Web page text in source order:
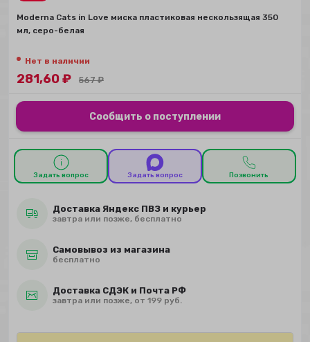
Moderna Cats in Love миска пластиковая нескользящая 350
мл, серо-белая
Нет в наличии
281,60₽ 567₽
Сообщить о поступлении
Задать вопрос Задать вопрос Позвонить
Доставка Яндекс ПВЗ и курьер
завтра или позже, бесплатно
Самовывоз из магазина
бесплатно
Доставка СДЭК и Почта РФ
завтра или позже, от 199 руб.